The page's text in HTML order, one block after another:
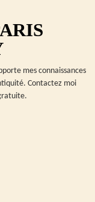
mes connaissances
Contactez moi